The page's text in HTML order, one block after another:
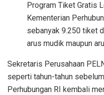
Program Tiket Gratis
Kementerian
sebanyak 9.250 tiket
arus mudik maupun
Sekretaris Perusahaan
seperti tahun-tahun
Perhubungan RI kembali